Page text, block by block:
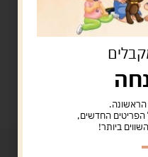
הפריטים החדשים,
ביותר!